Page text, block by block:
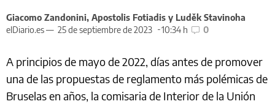
Giacomo Zandonini, Apostolis Fotiadis y Luděk Stavinoha
elDiario.es — 25 de septiembre de 2023 10:34 h 0
A principios de mayo de 2022, días antes de promover
una de las propuestas de reglamento más polémicas de
Bruselas en años, la comisaria de Interior de la Unión